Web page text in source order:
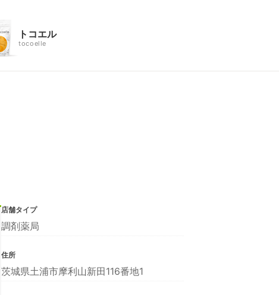
トコエル
tocoelle
店舗タイプ
調剤薬局
住所
茨城県土浦市摩利山新田116番地1